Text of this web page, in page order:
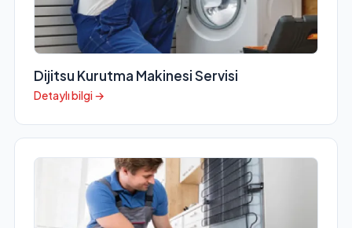
Dijitsu Kurutma Makinesi Servisi
Detaylı bilgi →